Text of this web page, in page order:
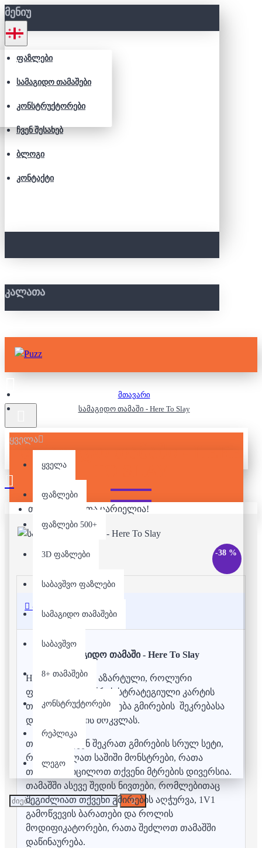
ᲛᲔᲜᲘᲣ
ᲤᲐᲖᲚᲔᲑᲘ
ᲡᲐᲛᲐᲒᲘᲓᲝ ᲗᲐᲛᲐᲨᲔᲑᲘ
ᲙᲝᲜᲡᲢᲠᲣᲥᲢᲝᲠᲔᲑᲘ
ᲩᲕᲔᲜ ᲨᲔᲡᲐᲮᲔᲑ
ᲑᲚᲝᲒᲘ
ᲙᲝᲜᲢᲐᲥᲢᲘ
ᲙᲐᲚᲐᲗᲐ
ყველა
ყველა
ფაზლები
ფაზლები 500+
3D ფაზლები
საბავშვო ფაზლები
სამაგიდო თამაშები
საბავშვო
8+ თამაშები
კონსტრუქტორები
რეპლიკა
ლეგო
თქვენი კალათა ცარიელია!
მთავარი
სამაგიდო თამაში - Here To Slay
ᲡᲐᲛᲐᲒᲘᲓᲝ ᲗᲐᲛᲐᲨᲘ - HERE
-38 %
აღწერა
სამაგიდო თამაში - Here To Slay
Here to Slay არის აზარტული, როლური
ფანტასტიკის ჯანრის სტრატეგიული კარტის
თამაში, რომელიც ეხება გმირების შეკრებასა
და მონსტრების მოკვლას.
თამაშში თქვენ შეკრათ გმირების სრულ სეტი,
რათა მოკლათ საშიში მონსტრები, რათა
თავიდან აიცილოთ თქვენი მტრების დივერსია.
თამაშში ასევე შედის ნივთები, რომლებითაც
შეგიძლიათ თქვენი გმირების აღჭურვა, 1V1
გამოწვევის ბარათები და როლის
მოდიფიკატორები, რათა შეძლოთ თამაშში
დაწინაურება.